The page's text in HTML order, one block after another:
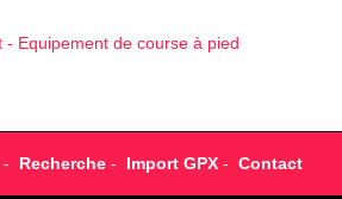
Recherche- Import GPX- Contact